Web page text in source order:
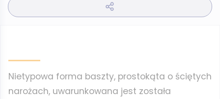
Nietypowa forma baszty, prostokąta o ściętych
narożach, uwarunkowana jest została